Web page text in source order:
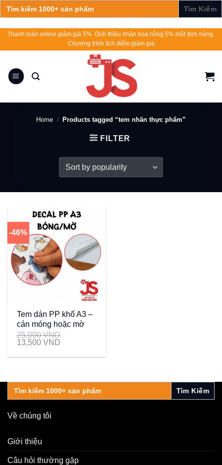
Search
for:
Skip
Thanh toán online giảm giá 5%. Giới thiệu nhận hoa hồng 5% một đơn hàng.
Chương trình tích điểm giảm giá
Home / Products tagged “tem nhãn thực phẩm”
FILTER
-46%
Tem dán PP khổ A3 –
cán móng hoặc mờ
25,000VND
13,500 VND
Search
for:
Về chúng tôi
Giới thiệu
Câu hỏi thường gặp